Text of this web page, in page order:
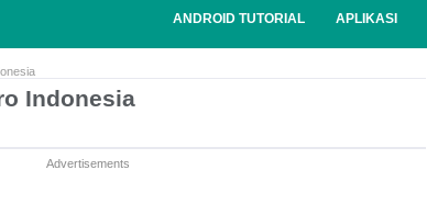
ANDROID TUTORIAL APLIKASI
Indonesia
Advertisements